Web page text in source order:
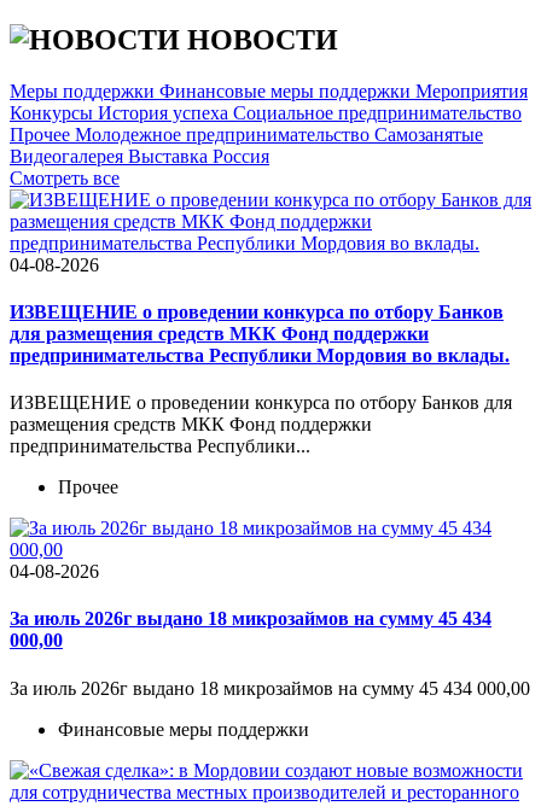
НОВОСТИ
Меры поддержки Финансовые меры поддержки Мероприятия
Конкурсы История успеха Социальное предпринимательство
Прочее Молодежное предпринимательство Самозанятые
Видеогалерея Выставка Россия
Cмотреть все
04-08-2026
ИЗВЕЩЕНИЕ о проведении конкурса по отбору Банков
для размещения средств МКК Фонд поддержки
предпринимательства Республики Мордовия во вклады.
ИЗВЕЩЕНИЕ о проведении конкурса по отбору Банков для
размещения средств МКК Фонд поддержки
предпринимательства Республики...
Прочее
04-08-2026
За июль 2026г выдано 18 микрозаймов на сумму 45 434
000,00
За июль 2026г выдано 18 микрозаймов на сумму 45 434 000,00
Финансовые меры поддержки